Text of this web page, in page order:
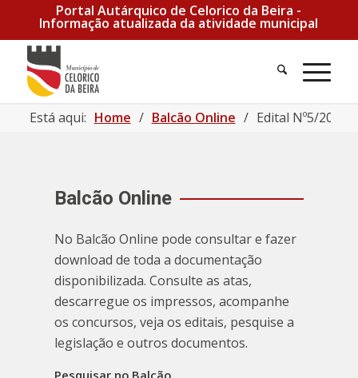
Portal Autárquico de Celorico da Beira -
Informação atualizada da atividade municipal
Pesquisa
Está aqui: Home / Balcão Online / Edital Nº5/2023
Balcão Online
No Balcão Online pode consultar e fazer
download de toda a documentação
disponibilizada. Consulte as atas,
descarregue os impressos, acompanhe
os concursos, veja os editais, pesquise a
legislação e outros documentos.
Pesquisar no Balcão